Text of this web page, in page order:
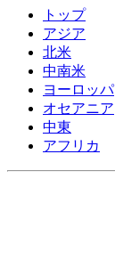
トップ
アジア
北米
中南米
ヨーロッパ
オセアニア
中東
アフリカ